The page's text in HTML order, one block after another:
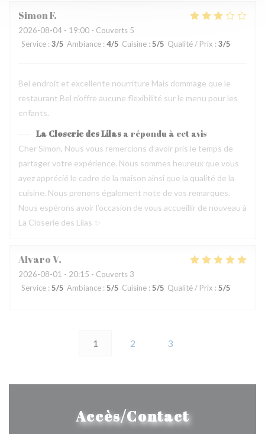
SimonF
2026-08-04 - 19:00 - Couverts 5
Service : 3/5 Ambiance : 4/5 Cuisine : 5/5 Qualité / Prix : 3/5
Bel endroit et excellente nourriture Mais dommage que le
restaurant Bel n’offre aucune flexibilité sur le menu pour les
enfants.
La Closerie des Lilas a répondu à cet avis
Cher Simon, Nous vous remercions d’avoir pris le temps de
partager votre expérience. Nous sommes heureux que vous
ayez apprécié le cadre de la maison ainsi que la qualité de la
cuisine. Nous prenons également note de vos remarques.
Nous espérons avoir l’occasion de vous accueillir de nouveau à
La Closerie des Lilas ✨
AlvaroV
2026-08-01 - 20:15 - Couverts 3
Service : 5/5 Ambiance : 5/5 Cuisine : 5/5 Qualité / Prix : 5/5
1 2 3
Accès/Contact